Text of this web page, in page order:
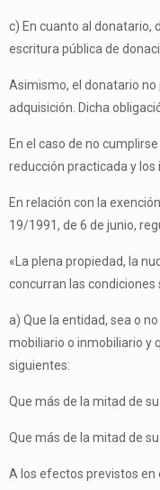
c) En cuanto al donatario,
escritura pública de
Asimismo, el donatario
adquisición. Dicha
En el caso de no
reducción practicada y
En relación con la
19/1991, de 6 de junio,
«La plena propiedad, la
concurran las condiciones
a) Que la entidad, sea o
mobiliario o inmobiliario y
siguientes:
Que más de la mitad de
Que más de la mitad de
A los efectos previstos en